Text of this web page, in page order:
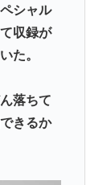
シャル
収録が
た。
落ちて
きるか